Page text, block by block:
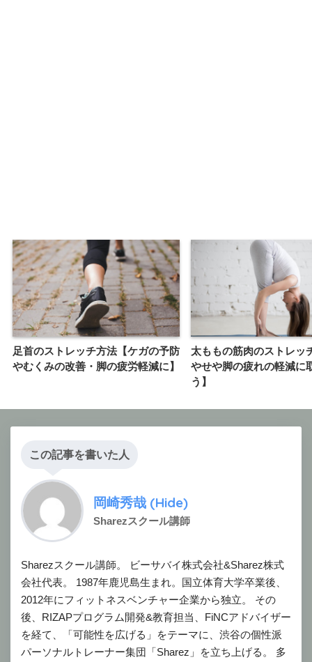
足首のストレッチ方法【ケガの予防
やむくみの改善・脚の疲労軽減に】
太ももの筋肉のストレッ
やせや脚の疲れの軽減に
う】
この記事を書いた人
岡崎秀哉 (Hide)
Sharezスクール講師
Sharezスクール講師。 ビーサバイ株式会社&Sharez株式
会社代表。 1987年鹿児島生まれ。国立体育大学卒業後、
2012年にフィットネスベンチャー企業から独立。 その
後、RIZAPプログラム開発&教育担当、FiNCアドバイザー
を経て、「可能性を広げる」をテーマに、渋谷の個性派
パーソナルトレーナー集団「Sharez」を立ち上げる。 多